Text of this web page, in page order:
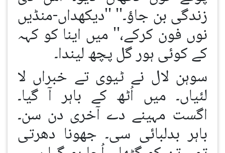
زندگی بن جاؤ۔'' ''دیکھداں-منڈیں
نوں فون کرکے،'' میں اینا کو کہہ
کے کوئی ہور گل پچھ لیندا۔
سوہن لال نے ٹیوی تے خبراں لا
لئیاں۔ میں اُٹھ کے باہر آ گیا۔
اگست مہینے دے آخری دن سن۔
باہر بدلبائی سی۔ جھونا دھرتی